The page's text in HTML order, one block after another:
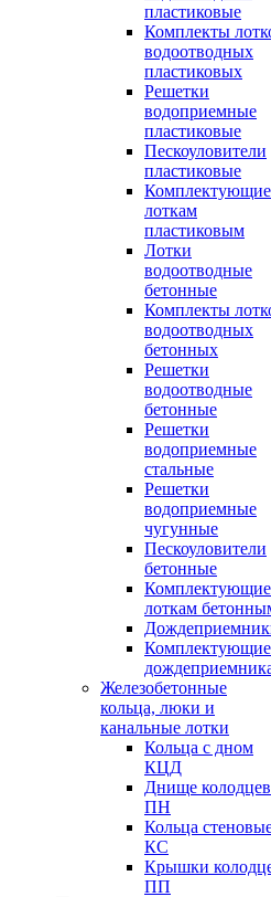
пластиковые
Комплекты
водоотводных
пластиковых
Решетки
водоприемные
пластиковые
Пескоуловители
пластиковые
лоткам
пластиковым
Лотки
водоотводные
бетонные
Комплекты
водоотводных
бетонных
Решетки
водоотводные
бетонные
Решетки
водоприемные
стальные
Решетки
водоприемные
чугунные
Пескоуловители
бетонные
лоткам
Железобетонные
кольца, люки и
канальные лотки
Кольца с дном
КЦД
Днище колодцев
ПН
Кольца
КС
Крышки
ПП